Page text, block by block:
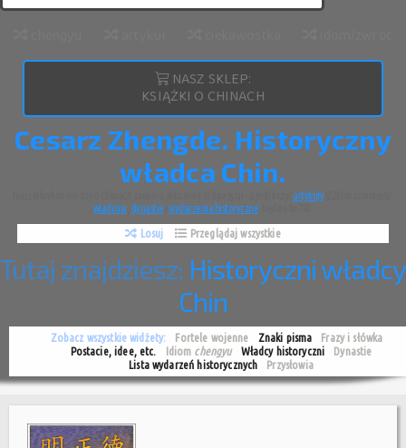
NASZ SKLEP:
KSIĄŻKI O CHINACH
Cesarz Zhengde. Historyczny
władca Chin.
artykuły(224) oraz widżety:
władców, dynastie iwydarzenia historyczne
Losuj Przeglądaj wszystkie
Tutaj znajdziesz: Historyczni władcy
Chin
Zobacz wszystkie widżety: Fortele wojenne Znaki pisma
Frazy i słówka
Postacie, idee, etc.
Idiom chengyu Władcy historyczni
Dynastie
Lista wydarzeń historycznych
Przysłowia